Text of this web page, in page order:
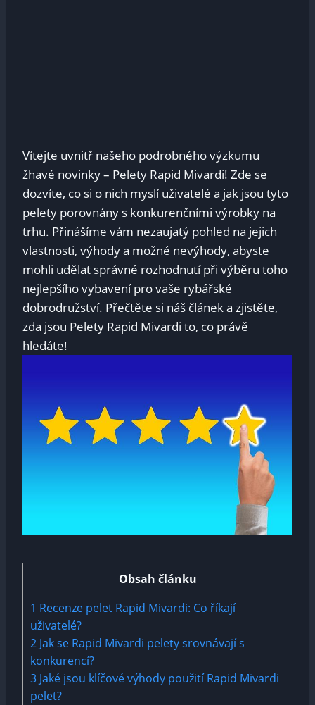
Vítejte​ uvnitř našeho podrobného výzkumu
žhavé novinky – ‍Pelety ⁤Rapid​ Mivardi! ⁣Zde se
dozvíte, co si o nich myslí uživatelé a jak‍ jsou tyto
pelety porovnány ‌s konkurenčními ‍výrobky ⁤na
trhu. Přinášíme vám nezaujatý​ pohled ‍na jejich
⁢vlastnosti, výhody a⁢ možné ⁢nevýhody, abyste
mohli udělat správné rozhodnutí při výběru toho
nejlepšího vybavení⁢ pro vaše⁢ rybářské
dobrodružství. Přečtěte⁤ si náš článek a zjistěte,
zda jsou Pelety ⁤Rapid Mivardi to, co právě
hledáte!
Obsah článku
1 Recenze pelet Rapid‍ Mivardi: ⁣Co říkají⁢
uživatelé?
2 Jak se Rapid Mivardi pelety srovnávají s
konkurencí?
3 Jaké jsou ​klíčové výhody použití Rapid Mivardi
pelet?